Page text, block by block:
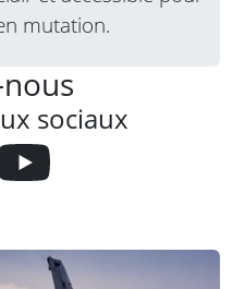
mutation.
sociaux